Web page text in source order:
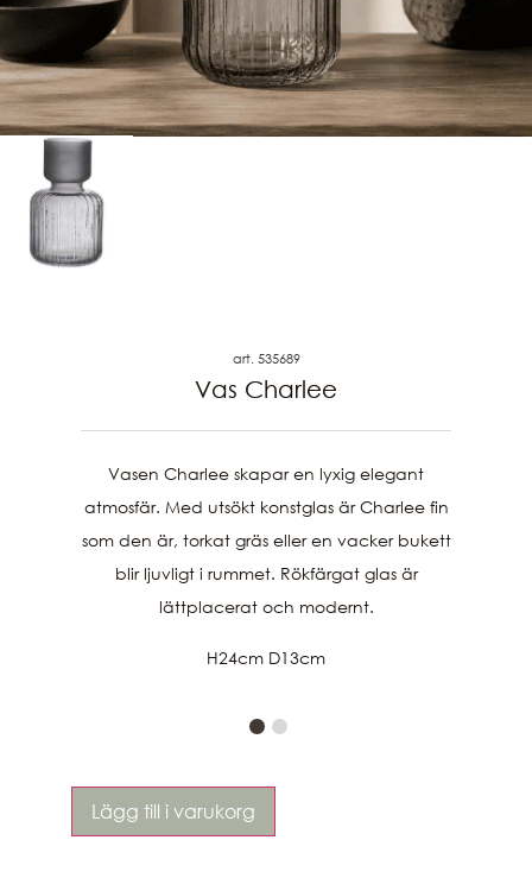
art. 535689
Vas Charlee
Vasen Charlee skapar en lyxig elegant
atmosfär. Med utsökt konstglas är Charlee fin
som den är, torkat gräs eller en vacker bukett
blir ljuvligt i rummet. Rökfärgat glas är
lättplacerat och modernt.
H24cm D13cm
Lägg till i varukorg